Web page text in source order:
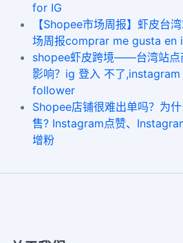
for IG
【Shopee市场周报】虾皮台
场周报comprar me gusta en
shopee虾皮跨境——台湾站点
影响？ig 登入 不了
follower
Shopee店铺很难出单吗？为
售? Instagram点赞、
增粉